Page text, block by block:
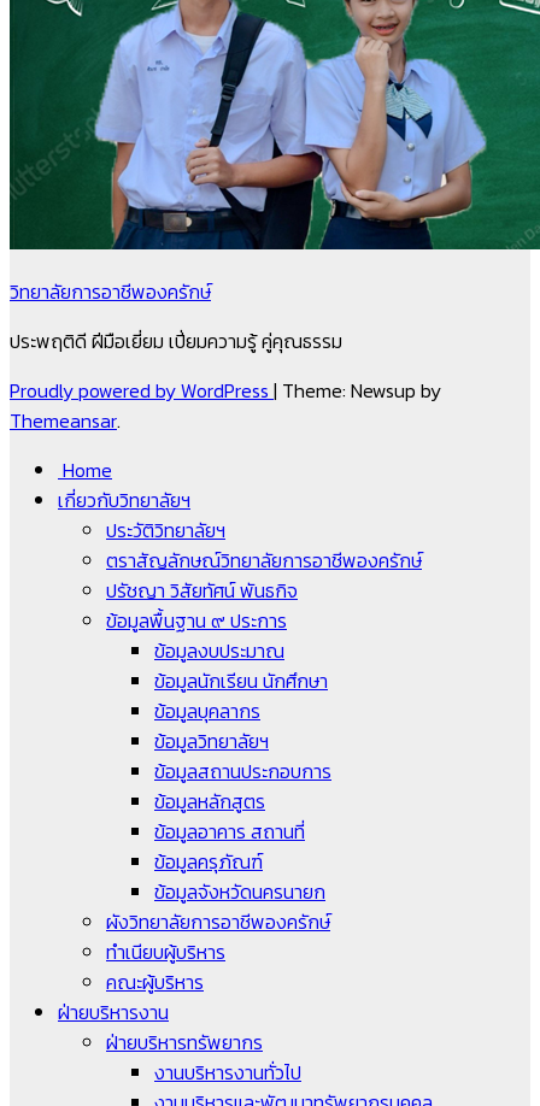
วิทยาลัยการอาชีพองครักษ์
ประพฤติดี ฝีมือเยี่ยม เปี่ยมความรู้ คู่คุณธรรม
Proudly powered by WordPress | Theme: Newsup by
Themeansar.
Home
เกี่ยวกับวิทยาลัยฯ
ประวัติวิทยาลัยฯ
ตราสัญลักษณ์วิทยาลัยการอาชีพองครักษ์
ปรัชญา วิสัยทัศน์ พันธกิจ
ข้อมูลพื้นฐาน ๙ ประการ
ข้อมูลงบประมาณ
ข้อมูลนักเรียน นักศึกษา
ข้อมูลบุคลากร
ข้อมูลวิทยาลัยฯ
ข้อมูลสถานประกอบการ
ข้อมูลหลักสูตร
ข้อมูลอาคาร สถานที่
ข้อมูลครุภัณฑ์
ข้อมูลจังหวัดนครนายก
ผังวิทยาลัยการอาชีพองครักษ์
ทำเนียบผู้บริหาร
คณะผู้บริหาร
ฝ่ายบริหารงาน
ฝ่ายบริหารทรัพยากร
งานบริหารงานทั่วไป